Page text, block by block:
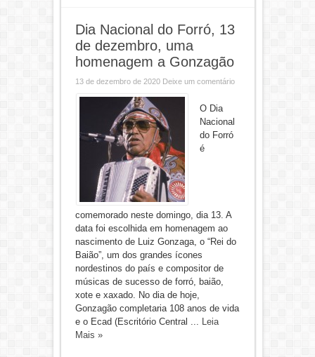
Dia Nacional do Forró, 13
de dezembro, uma
homenagem a Gonzagão
13 de dezembro de 2020 Deixe um comentário
O Dia
Nacional
do Forró
é
comemorado neste domingo, dia 13. A
data foi escolhida em homenagem ao
nascimento de Luiz Gonzaga, o “Rei do
Baião”, um dos grandes ícones
nordestinos do país e compositor de
músicas de sucesso de forró, baião,
xote e xaxado. No dia de hoje,
Gonzagão completaria 108 anos de vida
e o Ecad (Escritório Central ... Leia
Mais »